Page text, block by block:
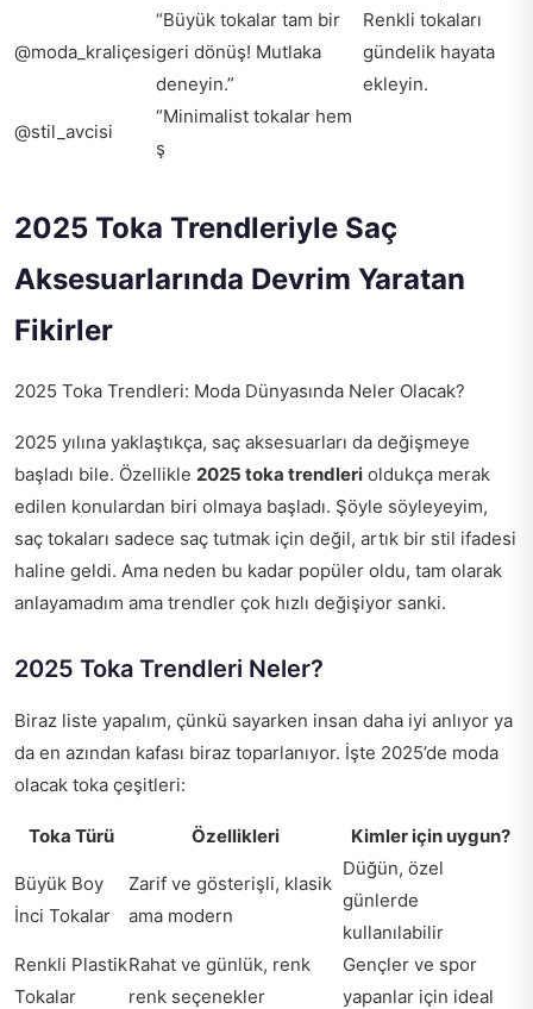
@moda_kraliçesi
“Büyük tokalar tam bir
geri dönüş! Mutlaka
deneyin.”
Renkli tokaları
gündelik hayata
ekleyin.
@stil_avcisi
“Minimalist tokalar hem
ş
2025 Toka Trendleriyle Saç
Aksesuarlarında Devrim Yaratan
Fikirler
2025 Toka Trendleri: Moda Dünyasında Neler Olacak?
2025 yılına yaklaştıkça, saç aksesuarları da değişmeye
başladı bile. Özellikle 2025 toka trendleri oldukça merak
edilen konulardan biri olmaya başladı. Şöyle söyleyeyim,
saç tokaları sadece saç tutmak için değil, artık bir stil ifadesi
haline geldi. Ama neden bu kadar popüler oldu, tam olarak
anlayamadım ama trendler çok hızlı değişiyor sanki.
2025 Toka Trendleri Neler?
Biraz liste yapalım, çünkü sayarken insan daha iyi anlıyor ya
da en azından kafası biraz toparlanıyor. İşte 2025’de moda
olacak toka çeşitleri:
Toka Türü Özellikleri Kimler için uygun?
Büyük Boy
İnci Tokalar
Zarif ve gösterişli, klasik
ama modern
Düğün, özel
günlerde
kullanılabilir
Renkli Plastik
Tokalar
Rahat ve günlük, renk
renk seçenekler
Gençler ve spor
yapanlar için ideal